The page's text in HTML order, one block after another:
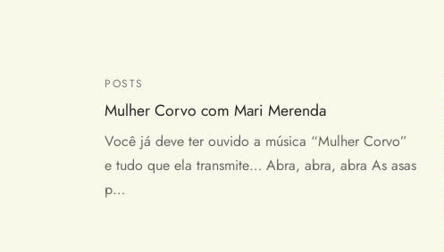
POSTS
Mulher Corvo com Mari Merenda
Você já deve ter ouvido a música “Mulher Corvo”
e tudo que ela transmite… Abra, abra, abra As asas
p…